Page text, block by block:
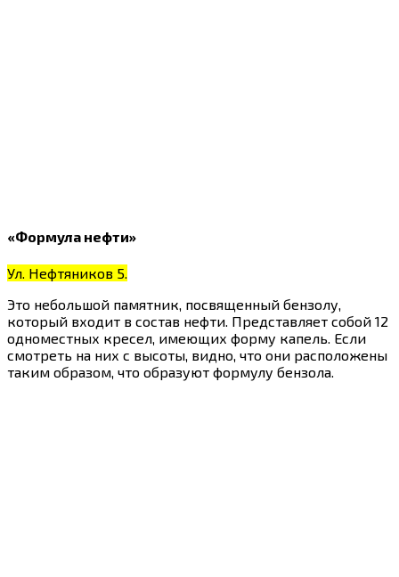
«Формула нефти»
Ул. Нефтяников 5.
Это небольшой памятник, посвященный бензолу,
который входит в состав нефти. Представляет собой 12
одноместных кресел, имеющих форму капель. Если
смотреть на них с высоты, видно, что они расположены
таким образом, что образуют формулу бензола.